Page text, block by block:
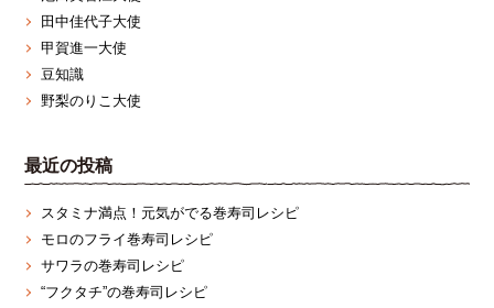
田中佳代子大使
甲賀進一大使
豆知識
野梨のりこ大使
最近の投稿
スタミナ満点！元気がでる巻寿司レシピ
モロのフライ巻寿司レシピ
サワラの巻寿司レシピ
“フクタチ”の巻寿司レシピ